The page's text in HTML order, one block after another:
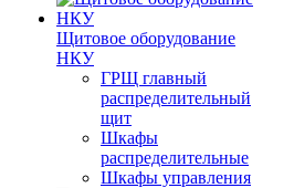
Щитовое оборудование
НКУ
ГРЩ главный
распределительный
щит
Шкафы
распределительные
Шкафы управления